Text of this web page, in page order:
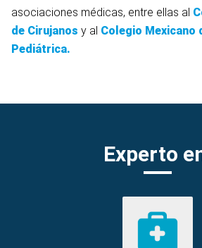
asociaciones médicas, entre ellas al
de Cirujanos y al Colegio Mexicano
Pediátrica.
Experto